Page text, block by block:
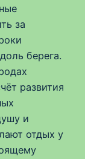
за
берега.
развития
и
отдых у